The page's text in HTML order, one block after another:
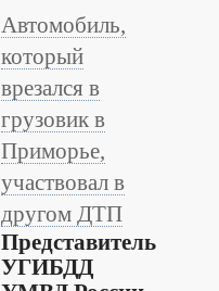
Автомобиль,
который
врезался в
грузовик в
Приморье,
участвовал в
другом ДТП
Представитель
УГИБДД